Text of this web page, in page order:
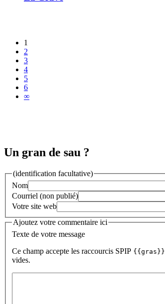
1
2
3
4
5
6
∞
Un gran de sau ?
(identification facultative)
Nom
Courriel (non publié)
Votre site web
Ajoutez votre commentaire ici
Texte de votre message
Ce champ accepte les raccourcis SPIP {{gras}}
vides.